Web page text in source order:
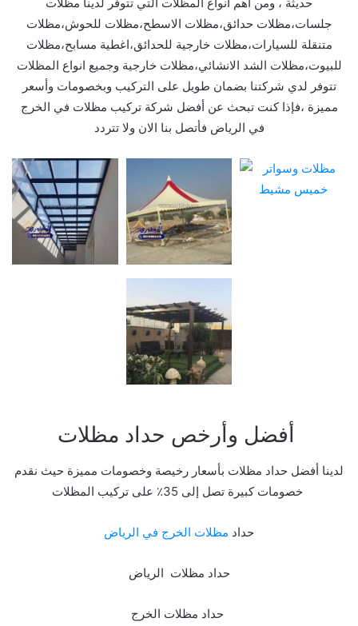
جلسات،مظلات حدائق،مظلات الاسطح،مظلات للحوش،مظلات
متنقلة للسيارات،مظلات خارجية للحدائق،اغطية مسابح،مظلات
للبيوت،مظلات الشد الانشائي،مظلات خارجية وجميع انواع المظلات
تتوفر لدي شركتنا بضمان طويل على التركيب وبخصومات وأسعر
مميزة ،فإذا كنت تبحث عن أفضل شركة تركيب مظلات في الخرج
في الرياض فأتصل بنا الان ولا تتردد
لدينا أفضل حداد مظلات بأسعار رخيصة وخصومات مميزة حيث نقدم
حداد مظلات الخرج في الرياض
حداد مظلات الرياض